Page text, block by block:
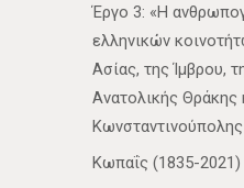
Έργο 3: «Η
ελληνικών
Ασίας, της Ίμβρου,
Ανατολικής Θράκης
Κωπαΐς (1835-2021)